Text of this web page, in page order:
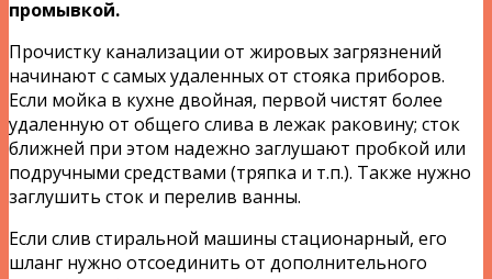
промывкой.
Прочистку канализации от жировых загрязнений
начинают с самых удаленных от стояка приборов.
Если мойка в кухне двойная, первой чистят более
удаленную от общего слива в лежак раковину; сток
ближней при этом надежно заглушают пробкой или
подручными средствами (тряпка и т.п.). Также нужно
заглушить сток и перелив ванны.
Если слив стиральной машины стационарный, его
шланг нужно отсоединить от дополнительного